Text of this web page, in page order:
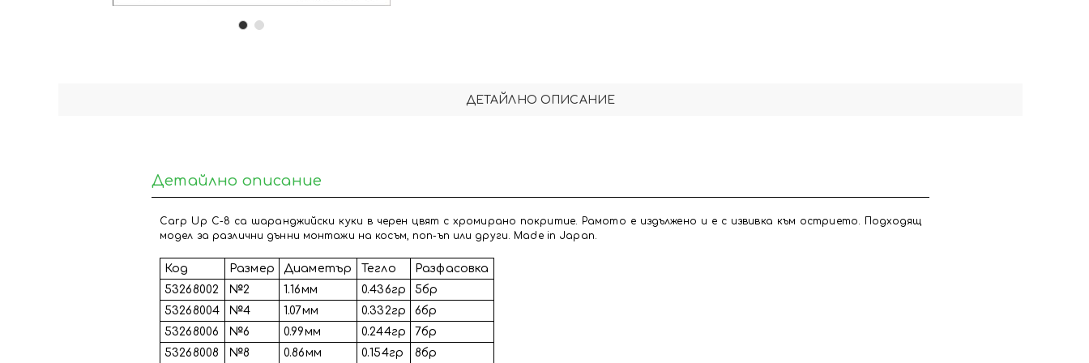
ДЕТАЙЛНО ОПИСАНИЕ
Детайлно описание
Carp Up C-8 са шаранджийски куки в черен цвят с хромирано покритие. Рамото е издължено и е с извивка към острието. Подходящ
модел за различни дънни монтажи на косъм, поп-ъп или други. Made in Japan.
Код Размер Диаметър Тегло
Разфасовка
53268002
№2 1.16мм 0.436гр
5бр
53268004
№4 1.07мм 0.332гр
6бр
53268006
№6 0.99мм 0.244гр
7бр
53268008
№8 0.86мм 0.154гр 8бр